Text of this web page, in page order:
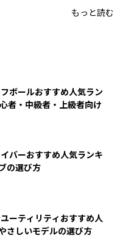
もっと読む
ボールおすすめ人気ラン
者・中級者・上級者向け
バーおすすめ人気ランキ
の選び方
ユーティリティおすすめ人
さしいモデルの選び方